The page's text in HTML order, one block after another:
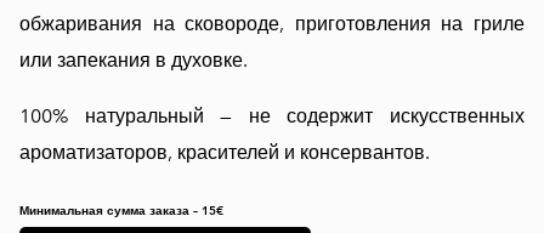
обжаривания на сковороде, приготовления на гриле
или запекания в духовке.
100% натуральный — не содержит искусственных
ароматизаторов, красителей и консервантов.
Минимальная сумма заказа – 15€